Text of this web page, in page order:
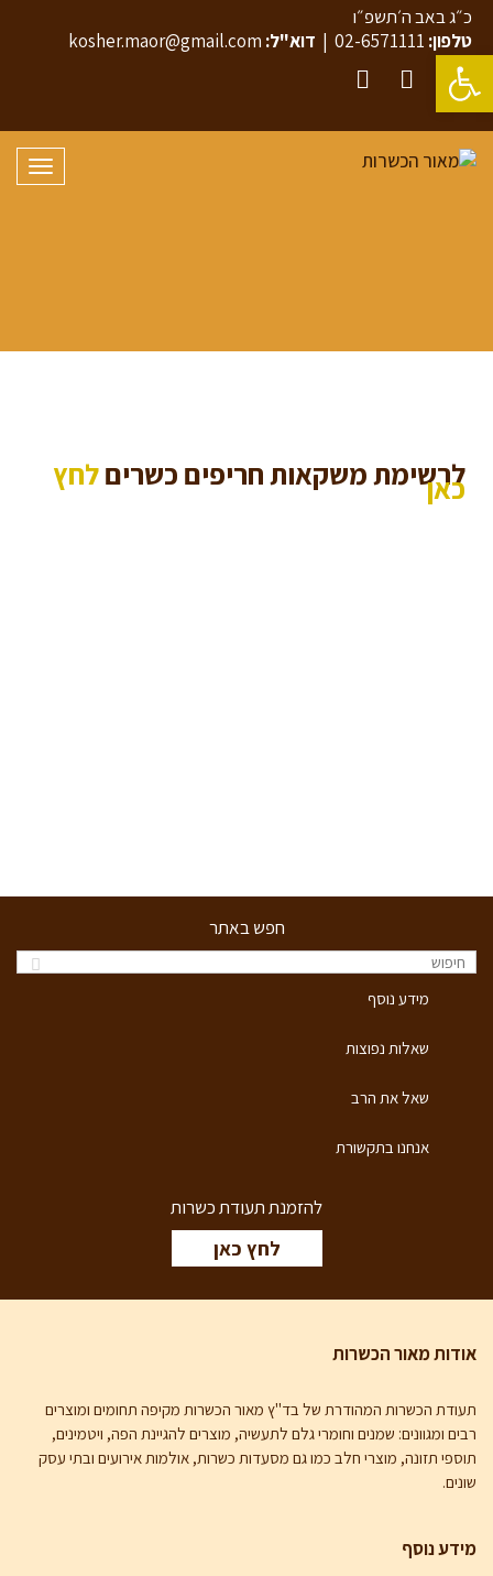
כ״ג באב ה׳תשפ״ו
טלפון:
| דוא"ל: kosher.maor@gmail.com
Facebook
לרשימת משקאות חריפים כשריםלחץ כאן
חפש באתר
מידע נוסף
שאלות נפוצות
שאל את הרב
אנחנו בתקשורת
להזמנת תעודת כשרות
לחץ כאן
אודות מאור הכשרות
תעודת הכשרות המהודרת של בד"ץ מאור הכשרות מקיפה תחומים ומוצרים
רבים ומגוונים: שמנים וחומרי גלם לתעשיה, מוצרים להגיינת הפה, ויטמינים,
תוספי תזונה, מוצרי חלב כמו גם מסעדות כשרות, אולמות אירועים ובתי עסק
שונים.
מידע נוסף
פתח סרגל נגישות